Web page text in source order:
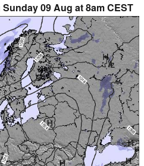
09 Aug at 8am CEST